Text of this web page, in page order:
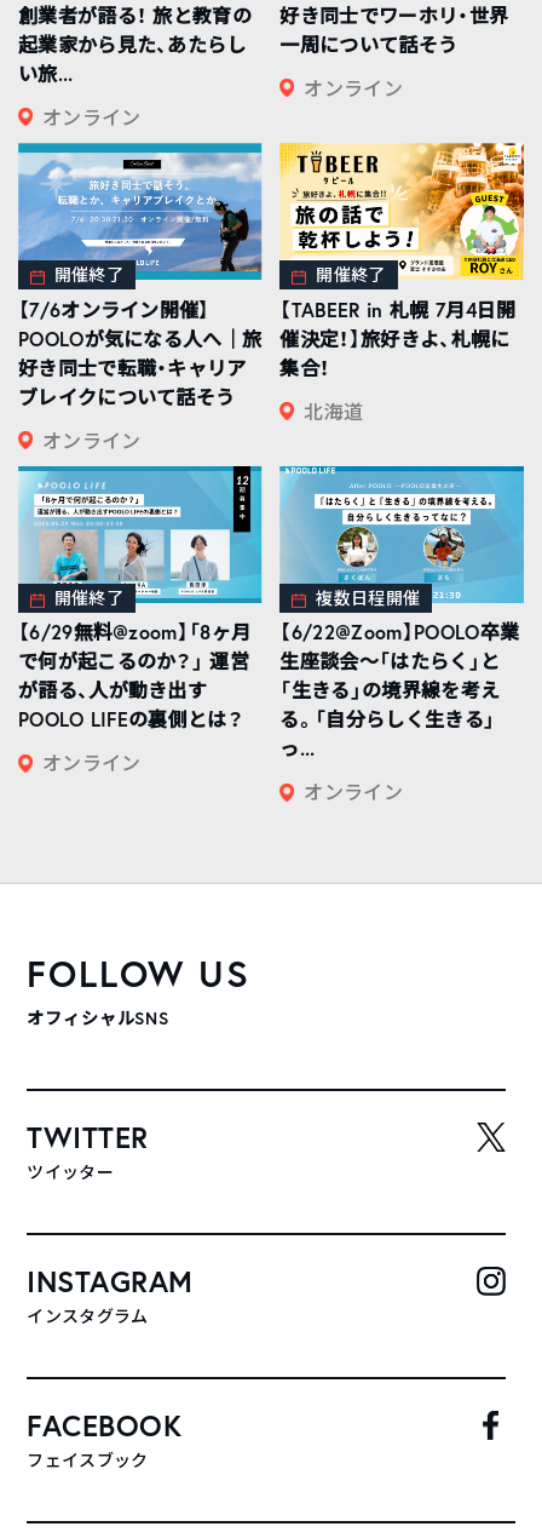
創業者が語る！ 旅と教育の
起業家から見た、あたらし
い旅...
オンライン
好き同士でワーホリ・世界
一周について話そう
オンライン
開催終了
【7/6オンライン開催】
POOLOが気になる人へ｜旅
好き同士で転職・キャリア
ブレイクについて話そう
オンライン
開催終了
【TABEER in 札幌 7月4日開
催決定！】旅好きよ、札幌に
集合！
北海道
開催終了
【6/29無料@zoom】「8ヶ月
で何が起こるのか？」 運営
が語る、人が動き出す
POOLO LIFEの裏側とは？
オンライン
複数日程開催
【6/22@Zoom】POOLO卒業
生座談会〜「はたらく」と
「生きる」の境界線を考え
る。「自分らしく生きる」
っ...
オンライン
FOLLOW US
オフィシャルSNS
TWITTER
ツイッター
INSTAGRAM
インスタグラム
FACEBOOK
フェイスブック